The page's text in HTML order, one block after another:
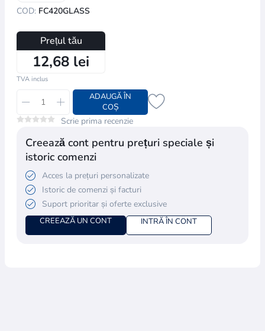
COD: FC420GLASS
Prețul tău
12,68 lei
TVA inclus
ADAUGĂ ÎN
COȘ
Scrie prima recenzie
Creează cont pentru prețuri speciale și
istoric comenzi
Acces la prețuri personalizate
Istoric de comenzi și facturi
Suport prioritar și oferte exclusive
CREEAZĂ UN CONT INTRĂ ÎN CONT